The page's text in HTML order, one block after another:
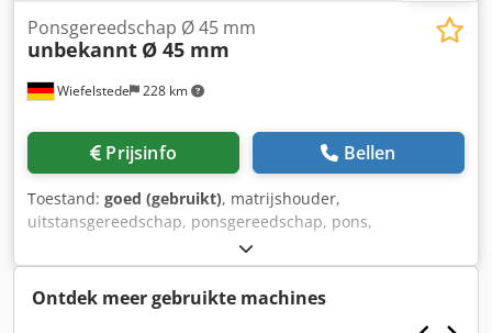
Wiefelstede 228 km
Ponsgereedschap Ø 45 mm
unbekannt Ø 45 mm
Prijsinfo Bellen
Toestand: goed (gebruikt), matrijshouder,
uitstansgereedschap, ponsgereedschap, pons,
ponsmatrijs, ponsstempel, stempel Djdpezr Ek Asfx Apvjkr
-Ponsstempel: stempel en matrijs, Ø 45 mm -Afmetingen
transportband: Ø 90 x 80 mm -Gewicht: 2,2 kg
Ontdek meer gebruikte machines